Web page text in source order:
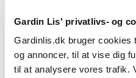
Gardin Lis' privatlivs- og
Gardinlis.dk bruger cookies
og annoncer, til at vise dig
til at analysere vores trafik.